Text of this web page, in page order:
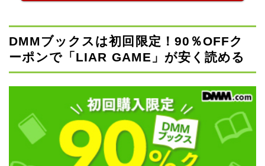
DMMブックスは初回限定！90％OFFク
ーポンで「LIAR GAME」が安く読める